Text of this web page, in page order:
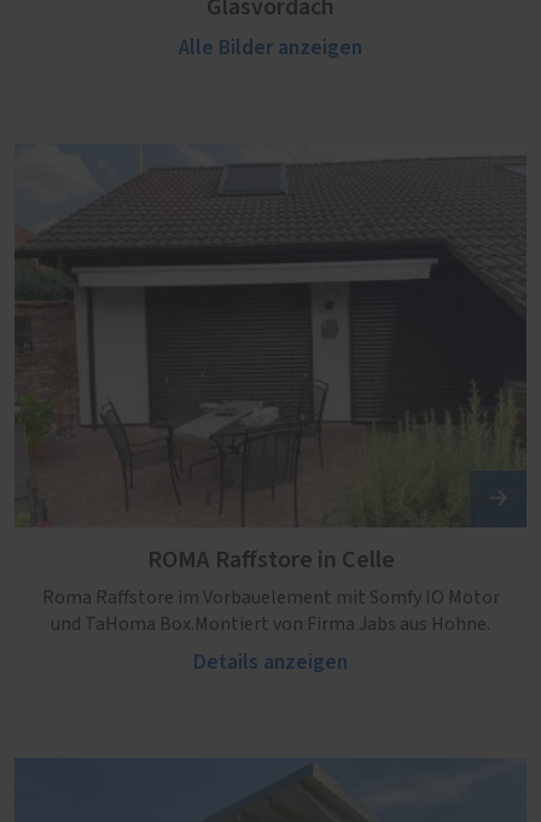
Glasvordach
Alle Bilder anzeigen
ROMA Raffstore in Celle
Roma Raffstore im Vorbauelement mit Somfy IO Motor
und TaHoma Box.Montiert von Firma Jabs aus Hohne.
Details anzeigen